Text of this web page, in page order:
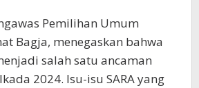
Pemilihan Umum
Bagja, menegaskan bahwa
salah satu ancaman
2024. Isu-isu SARA yang